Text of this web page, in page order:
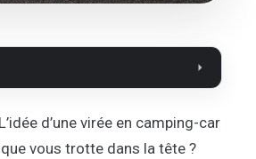
d’une virée en camping-car
vous trotte dans la tête ?